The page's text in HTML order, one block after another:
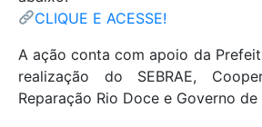
CLIQUE E ACESSE!
A ação conta com apoio da
realização do SEBRAE,
Reparação Rio Doce e Governo de